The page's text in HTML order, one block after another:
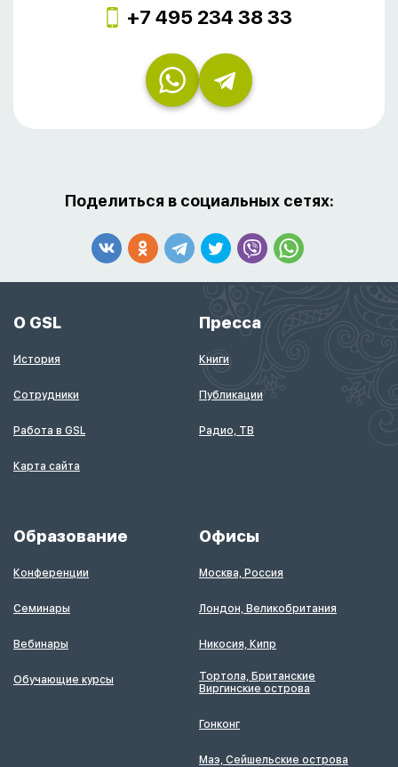
+7 495 234 38 33
Поделиться в социальных сетях:
О GSL
История
Сотрудники
Работа в GSL
Карта сайта
Пресса
Книги
Публикации
Радио, ТВ
Образование
Конференции
Семинары
Вебинары
Обучающие курсы
Офисы
Москва, Россия
Лондон, Великобритания
Никосия, Кипр
Тортола, Британские
Виргинские острова
Гонконг
Маэ, Сейшельские острова